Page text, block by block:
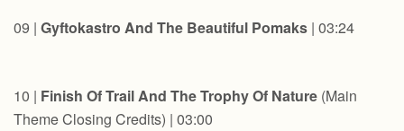
09 | Gyftokastro And The Beautiful Pomaks | 03:24
10 | Finish Of Trail And The Trophy Of Nature (Main
Theme Closing Credits) | 03:00